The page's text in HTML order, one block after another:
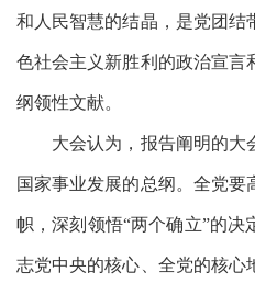
和人民智慧的结晶，是党团结
色社会主义新胜利的政治宣言
纲领性文献。
大会认为，报告阐明的大
国家事业发展的总纲。全党
帜，深刻领悟“两个确立”的决
志党中央的核心、全党的核心